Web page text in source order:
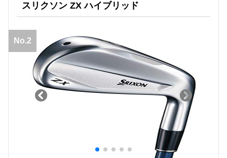
スリクソン ZX ハイブリッド
No.2